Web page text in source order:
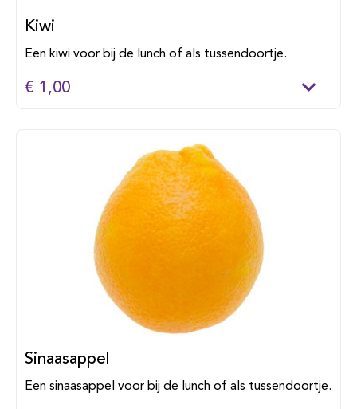
Kiwi
Een kiwi voor bij de lunch of als tussendoortje.
€ 1,00
Sinaasappel
Een sinaasappel voor bij de lunch of als tussendoortje.